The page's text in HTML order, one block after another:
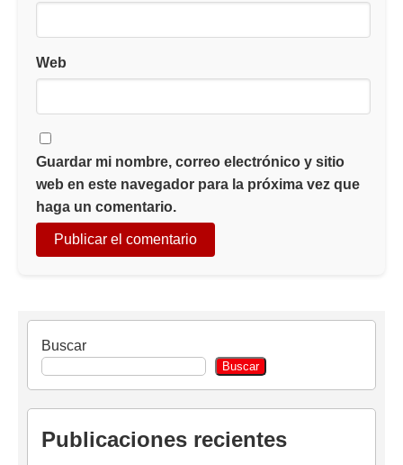
Web
Guardar mi nombre, correo electrónico y sitio
web en este navegador para la próxima vez que
haga un comentario.
Buscar
Buscar
Publicaciones recientes